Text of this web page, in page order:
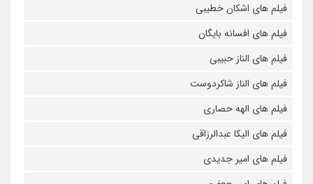
فیلم های اشکان خطیبی
فیلم های افسانه بایگان
فیلم های الناز حبیبی
فیلم های الناز شاکردوست
فیلم های الهه حصاری
فیلم های الیکا عبدالرزاقی
فیلم های امیر جدیدی